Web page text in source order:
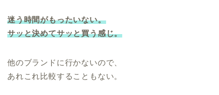
迷う時間がもったいない。
サッと決めてサッと買う感じ。
他のブランドに行かないので、
あれこれ比較することもない。